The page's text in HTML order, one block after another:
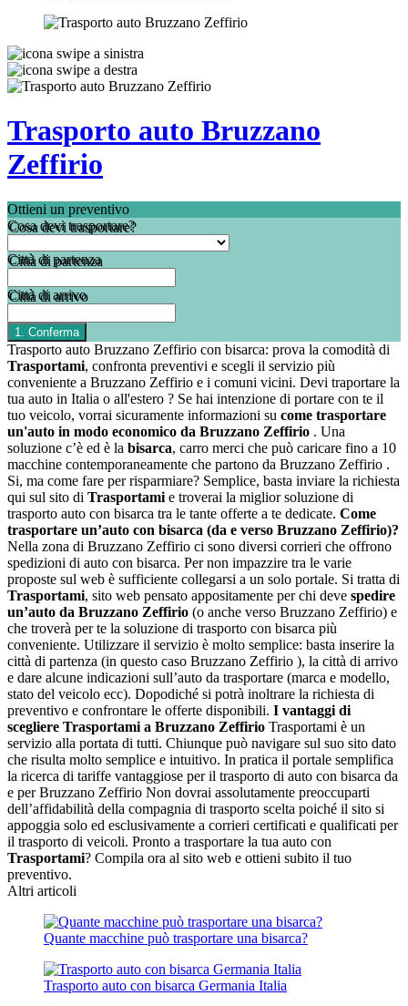
Trasporto auto Bruzzano
Zeffirio
Ottieni un preventivo
Cosa devi trasportare?
Città di partenza
Città di arrivo
Trasporto auto Bruzzano Zeffirio con bisarca: prova la comodità di
Trasportami, confronta preventivi e scegli il servizio più
conveniente a Bruzzano Zeffirio e i comuni vicini. Devi traportare la
tua auto in Italia o all'estero ? Se hai intenzione di portare con te il
tuo veicolo, vorrai sicuramente informazioni su come trasportare
un'auto in modo economico da Bruzzano Zeffirio . Una
soluzione c’è ed è la bisarca, carro merci che può caricare fino a 10
macchine contemporaneamente che partono da Bruzzano Zeffirio .
Si, ma come fare per risparmiare? Semplice, basta inviare la richiesta
qui sul sito di Trasportami e troverai la miglior soluzione di
trasporto auto con bisarca tra le tante offerte a te dedicate. Come
trasportare un’auto con bisarca (da e verso Bruzzano Zeffirio)?
Nella zona di Bruzzano Zeffirio ci sono diversi corrieri che offrono
spedizioni di auto con bisarca. Per non impazzire tra le varie
proposte sul web è sufficiente collegarsi a un solo portale. Si tratta di
Trasportami, sito web pensato appositamente per chi deve spedire
un’auto da Bruzzano Zeffirio (o anche verso Bruzzano Zeffirio) e
che troverà per te la soluzione di trasporto con bisarca più
conveniente. Utilizzare il servizio è molto semplice: basta inserire la
città di partenza (in questo caso Bruzzano Zeffirio ), la città di arrivo
e dare alcune indicazioni sull’auto da trasportare (marca e modello,
stato del veicolo ecc). Dopodiché si potrà inoltrare la richiesta di
preventivo e confrontare le offerte disponibili. I vantaggi di
scegliere Trasportami a Bruzzano Zeffirio Trasportami è un
servizio alla portata di tutti. Chiunque può navigare sul suo sito dato
che risulta molto semplice e intuitivo. In pratica il portale semplifica
la ricerca di tariffe vantaggiose per il trasporto di auto con bisarca da
e per Bruzzano Zeffirio Non dovrai assolutamente preoccuparti
dell’affidabilità della compagnia di trasporto scelta poiché il sito si
appoggia solo ed esclusivamente a corrieri certificati e qualificati per
il trasporto di veicoli. Pronto a trasportare la tua auto con
Trasportami? Compila ora al sito web e ottieni subito il tuo
preventivo.
Altri articoli
Quante macchine può trasportare una bisarca?
Trasporto auto con bisarca Germania Italia